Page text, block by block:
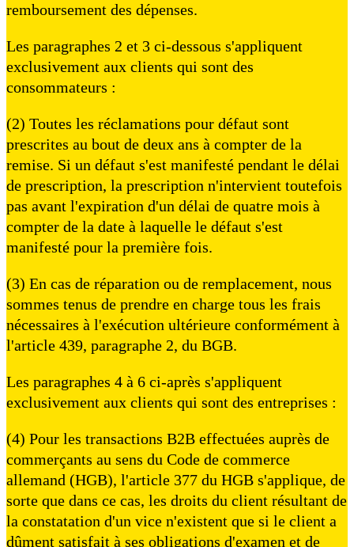
remboursement des dépenses.
Les paragraphes 2 et 3 ci-dessous s'appliquent
exclusivement aux clients qui sont des
consommateurs :
(2) Toutes les réclamations pour défaut sont
prescrites au bout de deux ans à compter de la
remise. Si un défaut s'est manifesté pendant le délai
de prescription, la prescription n'intervient toutefois
pas avant l'expiration d'un délai de quatre mois à
compter de la date à laquelle le défaut s'est
manifesté pour la première fois.
(3) En cas de réparation ou de remplacement, nous
sommes tenus de prendre en charge tous les frais
nécessaires à l'exécution ultérieure conformément à
l'article 439, paragraphe 2, du BGB.
Les paragraphes 4 à 6 ci-après s'appliquent
exclusivement aux clients qui sont des entreprises :
(4) Pour les transactions B2B effectuées auprès de
commerçants au sens du Code de commerce
allemand (HGB), l'article 377 du HGB s'applique, de
sorte que dans ce cas, les droits du client résultant de
la constatation d'un vice n'existent que si le client a
dûment satisfait à ses obligations d'examen et de